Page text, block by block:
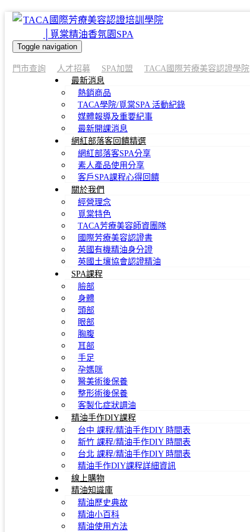
Toggle navigation
門市查詢 人才招募 SPA加盟 TACA國際芳療美容認證學院
最新消息
熱銷商品
TACA學院/覓棠SPA 活動紀錄
媒體報導及重要紀事
最新開課消息
網紅部落客回饋精選
網紅部落客SPA分享
素人產品使用分享
客戶SPA課程心得回饋
關於我們
經營理念
覓棠特色
TACA芳療美容師資團隊
國際芳療美容認證書
英國有機精油身分證
英國土壤協會認證精油
SPA課程
臉部
身體
頭部
眼部
胸腹
耳部
手足
孕媽咪
醫美術後保養
整形術後保養
客製化症狀調油
精油手作DIY課程
台中 課程/精油手作DIY 時間表
新竹 課程/精油手作DIY 時間表
台北 課程/精油手作DIY 時間表
精油手作DIY課程詳細資訊
線上購物
精油知識庫
精油歷史典故
精油小百科
精油使用方法